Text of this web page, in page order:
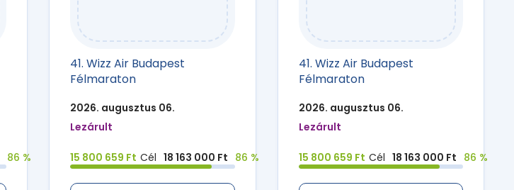
86 %
41. Wizz Air Budapest
Félmaraton
2026. augusztus 06.
Lezárult
15 800 659 Ft Cél 18 163 000 Ft 86 %
41. Wizz Air Budapest
Félmaraton
2026. augusztus 06.
Lezárult
15 800 659 Ft Cél 18 163 000 Ft 86 %